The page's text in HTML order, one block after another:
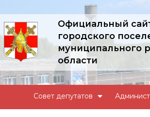
Официальный
городского
муниципального
области
Совет депутатов